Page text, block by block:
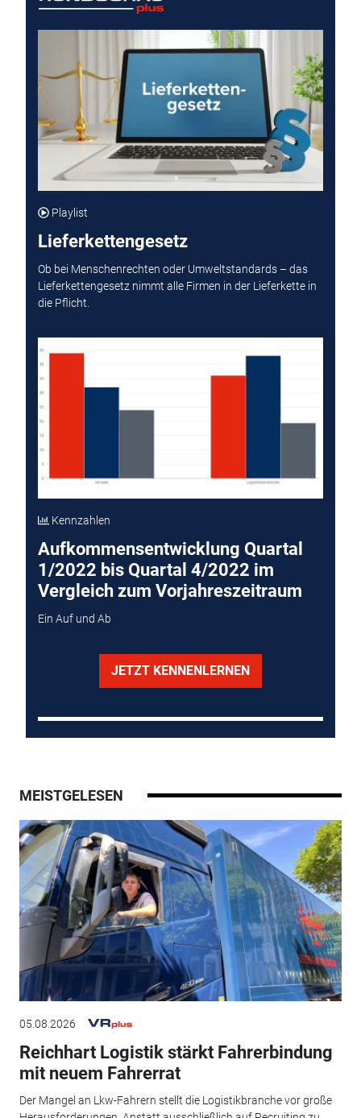
Playlist
Lieferkettengesetz
Ob bei Menschenrechten oder Umweltstandards – das
Lieferkettengesetz nimmt alle Firmen in der Lieferkette in
die Pflicht.
Kennzahlen
Aufkommensentwicklung Quartal
1/2022 bis Quartal 4/2022 im
Vergleich zum Vorjahreszeitraum
Ein Auf und Ab
JETZT KENNENLERNEN
MEISTGELESEN
05.08.2026
Reichhart Logistik stärkt Fahrerbindung
mit neuem Fahrerrat
Der Mangel an Lkw-Fahrern stellt die Logistikbranche vor große